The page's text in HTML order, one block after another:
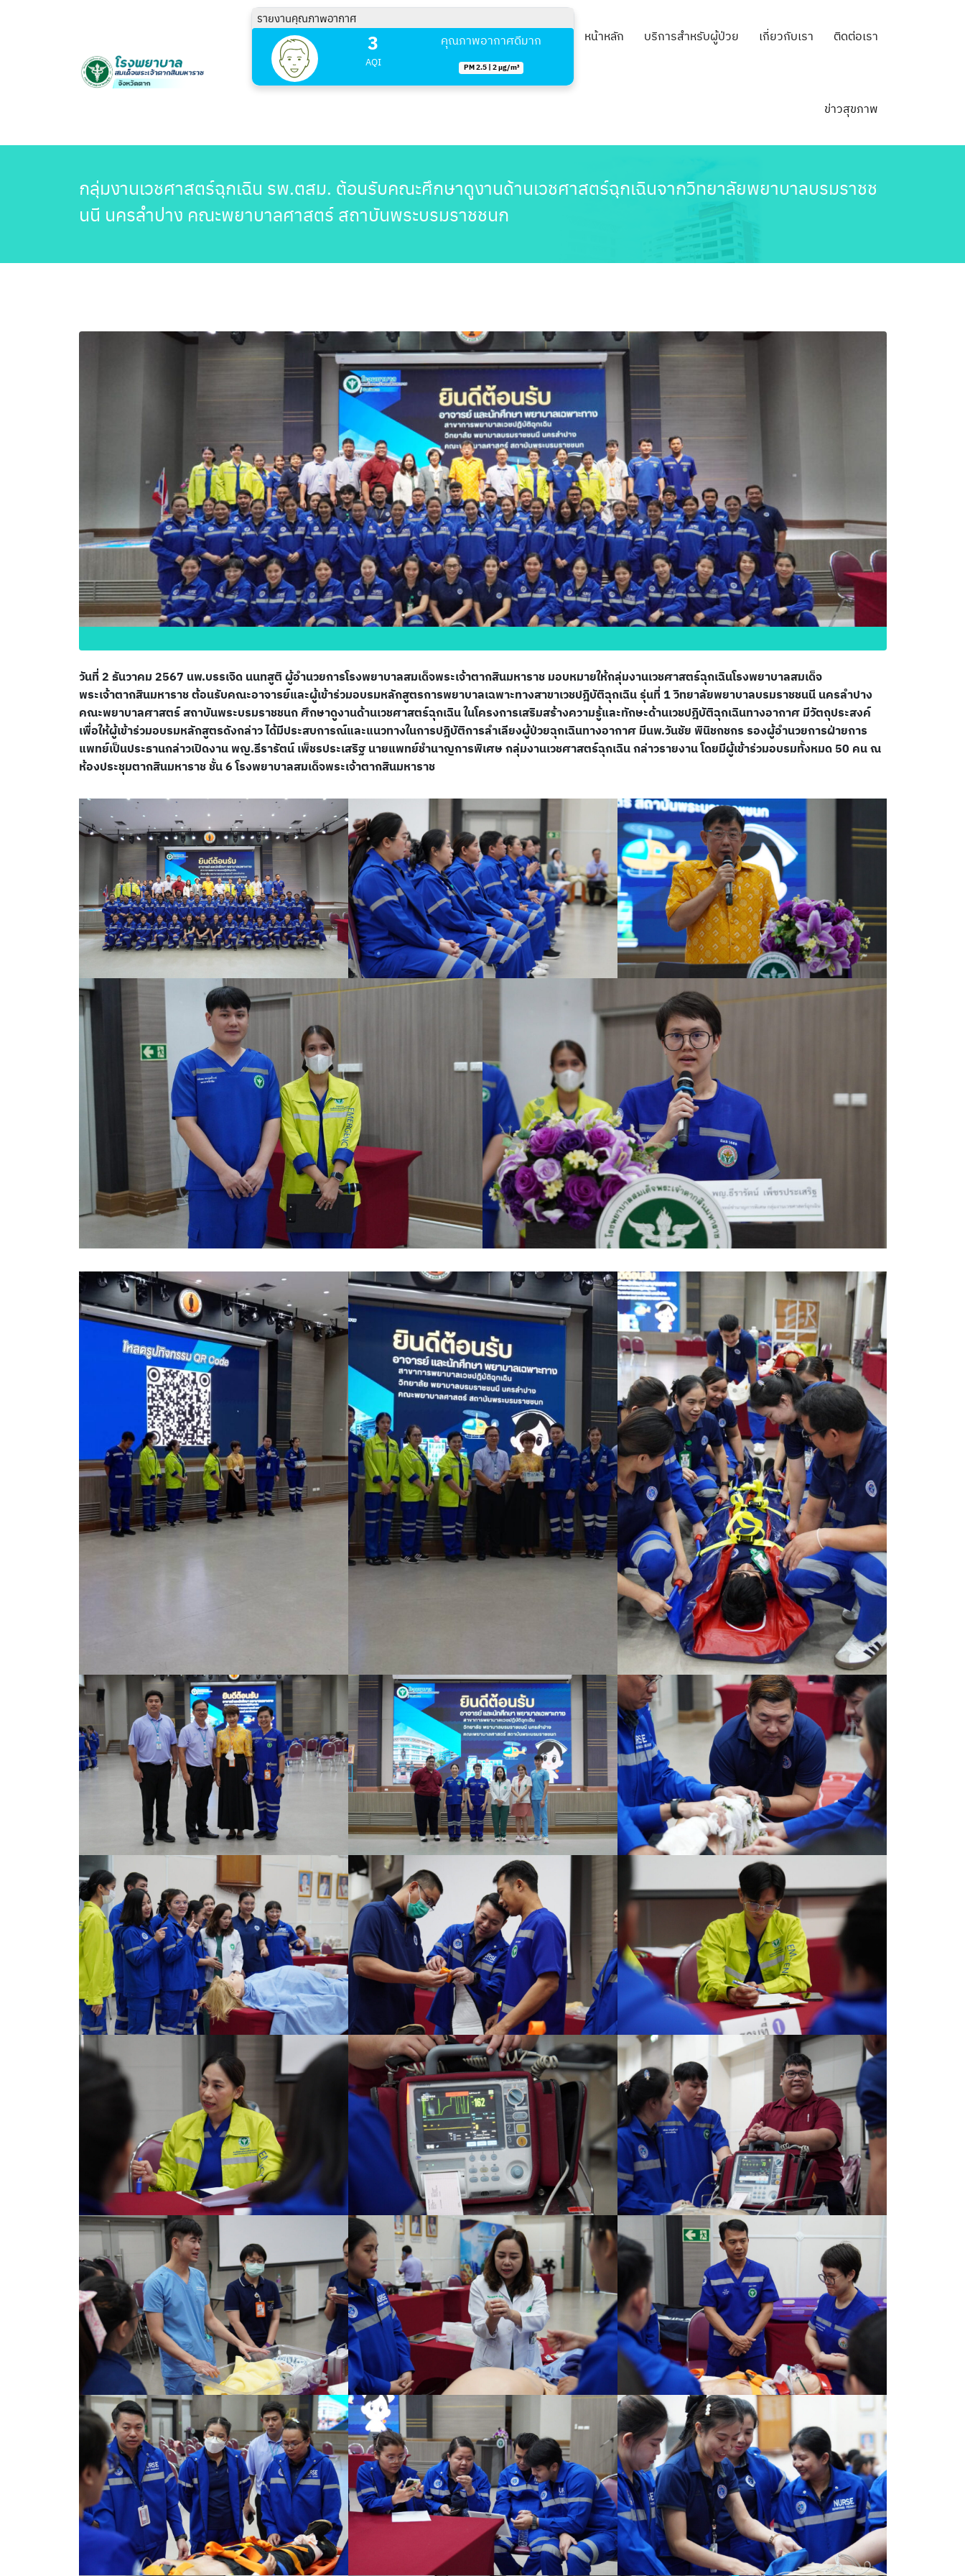
รายงานคุณภาพอากาศ
3
AQI
คุณภาพอากาศดีมาก
PM 2.5 | 2 µg/m³
หน้าหลัก บริการสำหรับผู้ป่วย เกี่ยวกับเรา ติดต่อเรา
ข่าวสุขภาพ
กลุ่มงานเวชศาสตร์ฉุกเฉิน รพ.ตสม. ต้อนรับคณะศึกษาดูงานด้านเวชศาสตร์ฉุกเฉินจากวิทยาลัยพยาบาลบรมราชช
นนี นครลำปาง คณะพยาบาลศาสตร์ สถาบันพระบรมราชชนก
วันที่ 2 ธันวาคม 2567 นพ.บรรเจิด นนทสูติ ผู้อำนวยการโรงพยาบาลสมเด็จพระเจ้าตากสินมหาราช มอบหมายให้กลุ่มงานเวชศาสตร์ฉุกเฉินโรงพยาบาลสมเด็จ
พระเจ้าตากสินมหาราช ต้อนรับคณะอาจารย์และผู้เข้าร่วมอบรมหลักสูตรการพยาบาลเฉพาะทางสาขาเวชปฎิบัติฉุกเฉิน รุ่นที่ 1 วิทยาลัยพยาบาลบรมราชชนนี นครลำปาง
คณะพยาบาลศาสตร์ สถาบันพระบรมราชชนก ศึกษาดูงานด้านเวชศาสตร์ฉุกเฉิน ในโครงการเสริมสร้างความรู้และทักษะด้านเวชปฎิบัติฉุกเฉินทางอากาศ มีวัตถุประสงค์
เพื่อให้ผู้เข้าร่วมอบรมหลักสูตรดังกล่าว ได้มีประสบการณ์และแนวทางในการปฎิบัติการลำเลียงผู้ป่วยฉุกเฉินทางอากาศ มีนพ.วันชัย พินิชกชกร รองผู้อำนวยการฝ่ายการ
แพทย์เป็นประธานกล่าวเปิดงาน พญ.ธีรารัตน์ เพ็ชรประเสริฐ นายแพทย์ชำนาญการพิเศษ กลุ่มงานเวชศาสตร์ฉุกเฉิน กล่าวรายงาน โดยมีผู้เข้าร่วมอบรมทั้งหมด 50 คน ณ
ห้องประชุมตากสินมหาราช ชั้น 6 โรงพยาบาลสมเด็จพระเจ้าตากสินมหาราช